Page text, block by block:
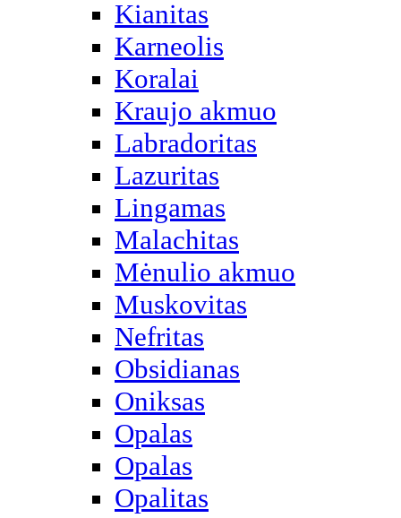
Kianitas
Karneolis
Koralai
Kraujo akmuo
Labradoritas
Lazuritas
Lingamas
Malachitas
Mėnulio akmuo
Muskovitas
Nefritas
Obsidianas
Oniksas
Opalas
Opalas
Opalitas